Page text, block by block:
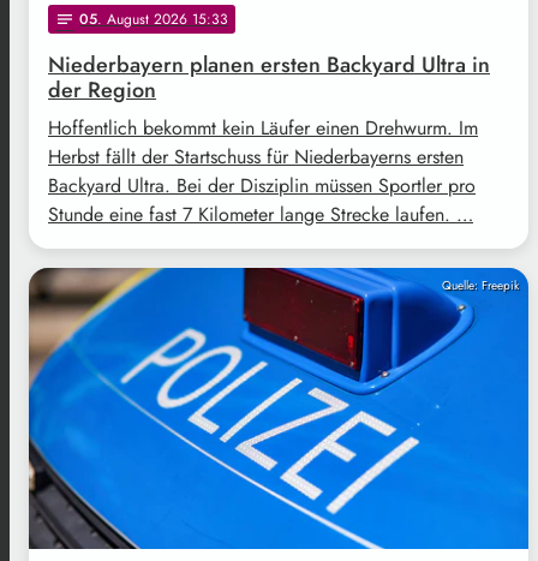
notes 05. August 2026 15:33
Niederbayern planen ersten Backyard Ultra in
der Region
Hoffentlich bekommt kein Läufer einen Drehwurm. Im
Herbst fällt der Startschuss für Niederbayerns ersten
Backyard Ultra. Bei der Disziplin müssen Sportler pro
Stunde eine fast 7 Kilometer lange Strecke laufen. …
Quelle: Freepik